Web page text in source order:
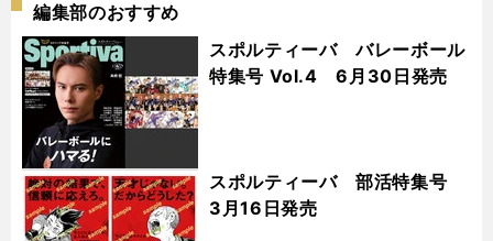
編集部のおすすめ
スポルティーバ バレーボール
特集号 Vol.4 6月30日発売
スポルティーバ 部活特集号
3月16日発売